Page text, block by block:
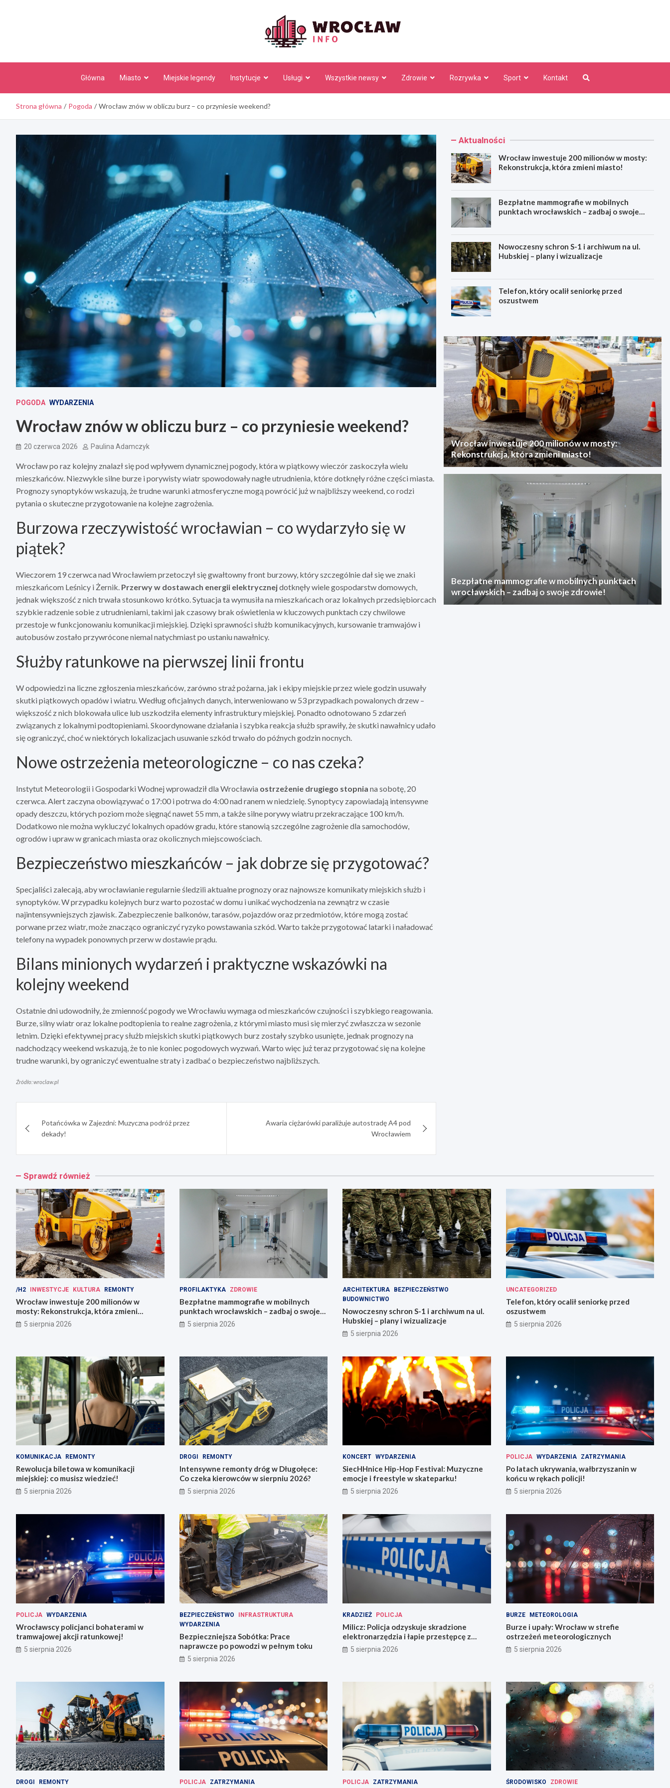
Główna Miasto Miejskie legendy Instytucje Usługi Wszystkie newsy Zdrowie Rozrywka Sport Kontakt
Strona główna Pogoda Wrocław znów w obliczu burz – co przyniesie weekend?
POGODA WYDARZENIA
Wrocław znów w obliczu burz – co przyniesie weekend?
20 czerwca 2026 Paulina Adamczyk
Wrocław po raz kolejny znalazł się pod wpływem dynamicznej pogody, która w piątkowy wieczór zaskoczyła wielu
mieszkańców. Niezwykle silne burze i porywisty wiatr spowodowały nagłe utrudnienia, które dotknęły różne części miasta.
Prognozy synoptyków wskazują, że trudne warunki atmosferyczne mogą powrócić już w najbliższy weekend, co rodzi
pytania o skuteczne przygotowanie na kolejne zagrożenia.
Burzowa rzeczywistość wrocławian – co wydarzyło się w
piątek?
Wieczorem 19 czerwca nad Wrocławiem przetoczył się gwałtowny front burzowy, który szczególnie dał się we znaki
mieszkańcom Leśnicy i Żernik. Przerwy w dostawach energii elektrycznejdotknęły wiele gospodarstw domowych,
jednak większość z nich trwała stosunkowo krótko. Sytuacja ta wymusiła na mieszkańcach oraz lokalnych przedsiębiorcach
szybkie radzenie sobie z utrudnieniami, takimi jak czasowy brak oświetlenia w kluczowych punktach czy chwilowe
przestoje w funkcjonowaniu komunikacji miejskiej. Dzięki sprawności służb komunikacyjnych, kursowanie tramwajów i
autobusów zostało przywrócone niemal natychmiast po ustaniu nawałnicy.
Służby ratunkowe na pierwszej linii frontu
W odpowiedzi na liczne zgłoszenia mieszkańców, zarówno straż pożarna, jak i ekipy miejskie przez wiele godzin usuwały
skutki piątkowych opadów i wiatru. Według oficjalnych danych, interweniowano w 53 przypadkach powalonych drzew –
większość z nich blokowała ulice lub uszkodziła elementy infrastruktury miejskiej. Ponadto odnotowano 5 zdarzeń
związanych z lokalnymi podtopieniami. Skoordynowane działania i szybka reakcja służb sprawiły, że skutki nawałnicy udało
się ograniczyć, choć w niektórych lokalizacjach usuwanie szkód trwało do późnych godzin nocnych.
Nowe ostrzeżenia meteorologiczne – co nas czeka?
Instytut Meteorologii i Gospodarki Wodnej wprowadził dla Wrocławia ostrzeżenie drugiego stopnia na sobotę, 20
czerwca. Alert zaczyna obowiązywać o 17:00 i potrwa do 4:00 nad ranem w niedzielę. Synoptycy zapowiadają intensywne
opady deszczu, których poziom może sięgnąć nawet 55 mm, a także silne porywy wiatru przekraczające 100 km/h.
Dodatkowo nie można wykluczyć lokalnych opadów gradu, które stanowią szczególne zagrożenie dla samochodów,
ogrodów i upraw w granicach miasta oraz okolicznych miejscowościach.
Bezpieczeństwo mieszkańców – jak dobrze się przygotować?
Specjaliści zalecają, aby wrocławianie regularnie śledzili aktualne prognozy oraz najnowsze komunikaty miejskich służb i
synoptyków. W przypadku kolejnych burz warto pozostać w domu i unikać wychodzenia na zewnątrz w czasie
najintensywniejszych zjawisk. Zabezpieczenie balkonów, tarasów, pojazdów oraz przedmiotów, które mogą zostać
porwane przez wiatr, może znacząco ograniczyć ryzyko powstawania szkód. Warto także przygotować latarki i naładować
telefony na wypadek ponownych przerw w dostawie prądu.
Bilans minionych wydarzeń i praktyczne wskazówki na
kolejny weekend
Ostatnie dni udowodniły, że zmienność pogody we Wrocławiu wymaga od mieszkańców czujności i szybkiego reagowania.
Burze, silny wiatr oraz lokalne podtopienia to realne zagrożenia, z którymi miasto musi się mierzyć zwłaszcza w sezonie
letnim. Dzięki efektywnej pracy służb miejskich skutki piątkowych burz zostały szybko usunięte, jednak prognozy na
nadchodzący weekend wskazują, że to nie koniec pogodowych wyzwań. Warto więc już teraz przygotować się na kolejne
trudne warunki, by ograniczyć ewentualne straty i zadbać o bezpieczeństwo najbliższych.
Źródło: wroclaw.pl
wpisuPotańcówka w Zajezdni: Muzyczna podróż przez
dekady!
Awaria ciężarówki paraliżuje autostradę A4 pod
Wrocławiem
Aktualności
Wrocław inwestuje 200 milionów w mosty:
Rekonstrukcja, która zmieni miasto!
Bezpłatne mammografie w mobilnych
punktach wrocławskich – zadbaj o swoje
Nowoczesny schron S-1 i archiwum na ul.
Hubskiej – plany i wizualizacje
Telefon, który ocalił seniorkę przed
oszustwem
Wrocław inwestuje 200 milionów w mosty:
Rekonstrukcja, która zmieni miasto!
Bezpłatne mammografie w mobilnych punktach
wrocławskich – zadbaj o swoje zdrowie!
Sprawdź również
/H2 INWESTYCJE KULTURA REMONTY
Wrocław inwestuje 200 milionów w
mosty: Rekonstrukcja, która zmieni
miasto!
5 sierpnia 2026
PROFILAKTYKA ZDROWIE
Bezpłatne mammografie w mobilnych
punktach wrocławskich – zadbaj o swoje
zdrowie!
5 sierpnia 2026
ARCHITEKTURA
BEZPIECZEŃSTWO
BUDOWNICTWO
Nowoczesny schron S-1 i archiwum na ul.
Hubskiej – plany i wizualizacje
5 sierpnia 2026
UNCATEGORIZED
Telefon, który ocalił seniorkę przed
oszustwem
5 sierpnia 2026
KOMUNIKACJA REMONTY
Rewolucja biletowa w komunikacji
miejskiej: co musisz wiedzieć!
5 sierpnia 2026
DROGI REMONTY
Intensywne remonty dróg w Długołęce:
Co czeka kierowców w sierpniu 2026?
5 sierpnia 2026
KONCERT WYDARZENIA
SiecHHnice Hip-Hop Festival: Muzyczne
emocje i freestyle w skateparku!
5 sierpnia 2026
POLICJA WYDARZENIA ZATRZYMANIA
Po latach ukrywania, wałbrzyszanin w
końcu w rękach policji!
5 sierpnia 2026
POLICJA WYDARZENIA
Wrocławscy policjanci bohaterami w
tramwajowej akcji ratunkowej!
5 sierpnia 2026
BEZPIECZEŃSTWO
INFRASTRUKTURA
WYDARZENIA
Bezpieczniejsza Sobótka: Prace
naprawcze po powodzi w pełnym toku
5 sierpnia 2026
KRADZIEŻ POLICJA
Milicz: Policja odzyskuje skradzione
elektronarzędzia i łapie przestępcę z
narkotykami
5 sierpnia 2026
BURZE METEOROLOGIA
Burze i upały: Wrocław w strefie
ostrzeżeń meteorologicznych
5 sierpnia 2026
DROGI REMONTY POLICJA ZATRZYMANIA POLICJA ZATRZYMANIA ŚRODOWISKO ZDROWIE